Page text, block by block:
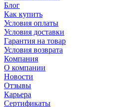
Блог
Как купить
Условия оплаты
Условия доставки
Гарантия на товар
Условия возврата
Компания
О компании
Новости
Отзывы
Карьера
Сертификаты